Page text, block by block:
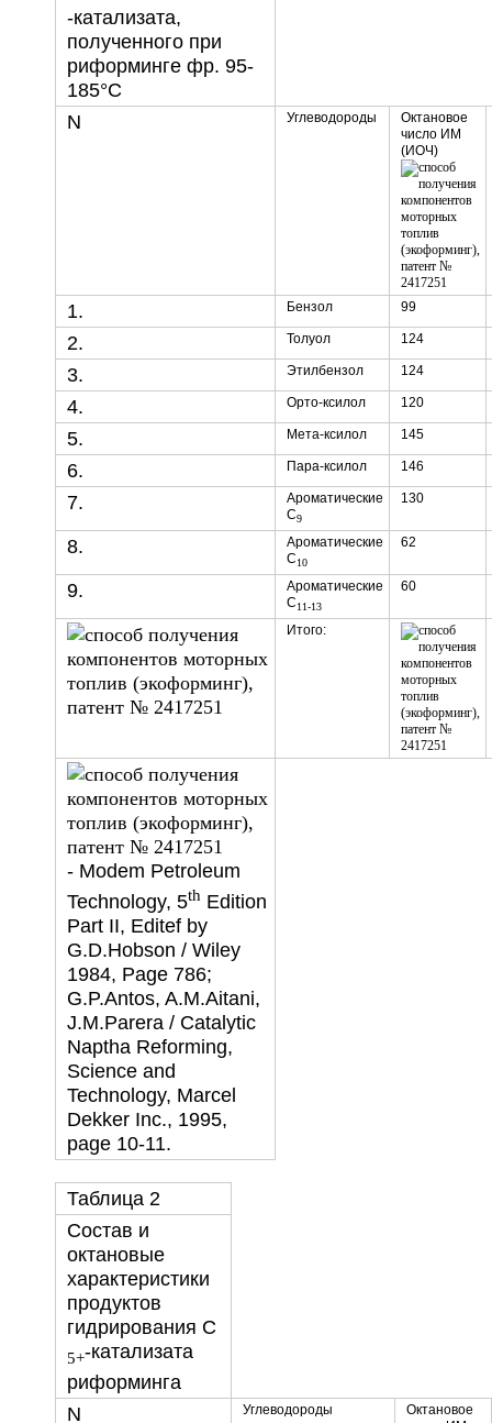
-катализата,
полученного при
риформинге фр. 95-
185°С
N
Углеводороды
Октановое
число ИМ
(ИОЧ)
1. Бензол 99
2. Толуол 124
3. Этилбензол 124
4. Орто-ксилол 120
5. Мета-ксилол 145
6. Пара-ксилол 146
7.
Ароматические
С9
130
8.
Ароматические
С10
62
9.
Ароматические
С11-13
60
Итого:
- Modem Petroleum
Technology, 5thEdition
Part II, Editef by
G.D.Hobson / Wiley
1984, Page 786;
G.P.Antos, A.M.Aitani,
J.M.Parera / Catalytic
Naptha Reforming,
Science and
Technology, Marcel
Dekker Inc., 1995,
page 10-11.
Таблица 2
Состав и
октановые
характеристики
продуктов
гидрирования С
5+-катализата
риформинга
N
Углеводороды
Октановое